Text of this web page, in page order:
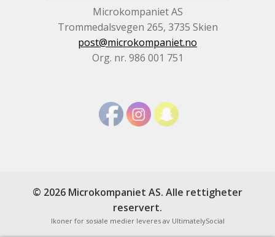
Microkompaniet AS
Trommedalsvegen 265, 3735 Skien
post@microkompaniet.no
Org. nr. 986 001 751